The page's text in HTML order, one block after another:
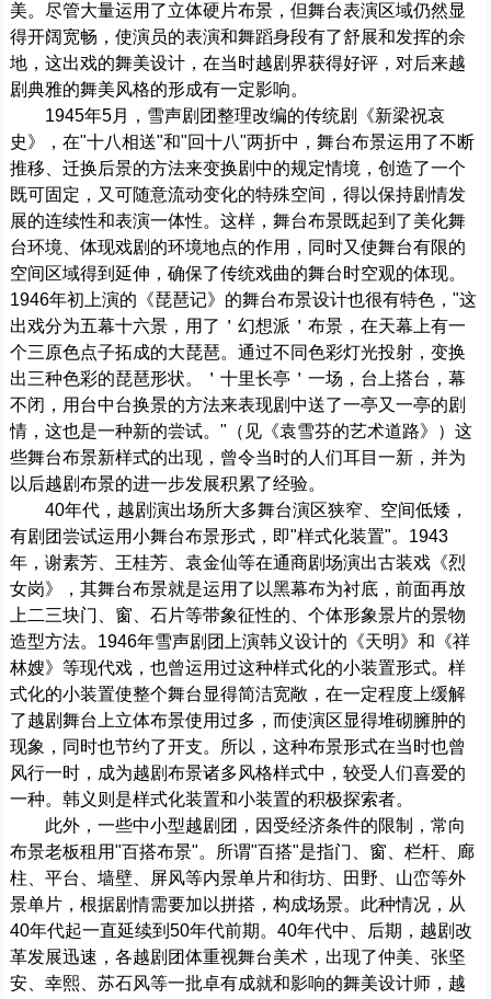
美。尽管大量运用了立体硬片布景，但舞台表演区域仍然显
得开阔宽畅，使演员的表演和舞蹈身段有了舒展和发挥的余
地，这出戏的舞美设计，在当时越剧界获得好评，对后来越
剧典雅的舞美风格的形成有一定影响。
1945年5月，雪声剧团整理改编的传统剧《新梁祝哀
史》，在"十八相送"和"回十八"两折中，舞台布景运用了不断
推移、迁换后景的方法来变换剧中的规定情境，创造了一个
既可固定，又可随意流动变化的特殊空间，得以保持剧情发
展的连续性和表演一体性。这样，舞台布景既起到了美化舞
台环境、体现戏剧的环境地点的作用，同时又使舞台有限的
空间区域得到延伸，确保了传统戏曲的舞台时空观的体现。
1946年初上演的《琵琶记》的舞台布景设计也很有特色，"这
出戏分为五幕十六景，用了＇幻想派＇布景，在天幕上有一
个三原色点子拓成的大琵琶。通过不同色彩灯光投射，变换
出三种色彩的琵琶形状。＇十里长亭＇一场，台上搭台，幕
不闭，用台中台换景的方法来表现剧中送了一亭又一亭的剧
情，这也是一种新的尝试。"（见《袁雪芬的艺术道路》）这
些舞台布景新样式的出现，曾令当时的人们耳目一新，并为
以后越剧布景的进一步发展积累了经验。
40年代，越剧演出场所大多舞台演区狭窄、空间低矮，
有剧团尝试运用小舞台布景形式，即"样式化装置"。1943
年，谢素芳、王桂芳、袁金仙等在通商剧场演出古装戏《烈
女岗》，其舞台布景就是运用了以黑幕布为衬底，前面再放
上二三块门、窗、石片等带象征性的、个体形象景片的景物
造型方法。1946年雪声剧团上演韩义设计的《天明》和《祥
林嫂》等现代戏，也曾运用过这种样式化的小装置形式。样
式化的小装置使整个舞台显得简洁宽敞，在一定程度上缓解
了越剧舞台上立体布景使用过多，而使演区显得堆砌臃肿的
现象，同时也节约了开支。所以，这种布景形式在当时也曾
风行一时，成为越剧布景诸多风格样式中，较受人们喜爱的
一种。韩义则是样式化装置和小装置的积极探索者。
此外，一些中小型越剧团，因受经济条件的限制，常向
布景老板租用"百搭布景"。所谓"百搭"是指门、窗、栏杆、廊
柱、平台、墙壁、屏风等内景单片和街坊、田野、山峦等外
景单片，根据剧情需要加以拼搭，构成场景。此种情况，从
40年代起一直延续到50年代前期。40年代中、后期，越剧改
革发展迅速，各越剧团体重视舞台美术，出现了仲美、张坚
安、幸熙、苏石风等一批卓有成就和影响的舞美设计师，越